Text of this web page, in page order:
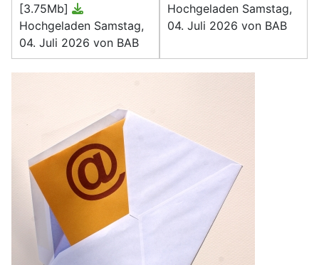
[3.75Mb]
Hochgeladen Samstag,
04. Juli 2026 von BAB
Hochgeladen Samstag,
04. Juli 2026 von BAB